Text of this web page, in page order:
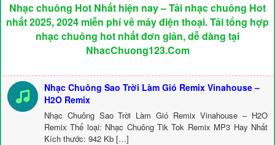
Nhạc chuông Hot Nhất hiện nay – Tải nhạc chuông Hot
nhất 2025, 2024 miễn phí về máy điện thoại. Tải tổng hợp
nhạc chuông hot nhất đơn giản, dễ dàng tại
NhacChuong123.Com
Nhạc Chuông Sao Trời Làm Gió Remix Vinahouse –
H2O Remix
Nhạc Chuông Sao Trời Làm Gió Remix Vinahouse – H2O
Remix Thể loại: Nhạc Chuông Tik Tok Remix MP3 Hay Nhất
Kích thước: 942 Kb […]